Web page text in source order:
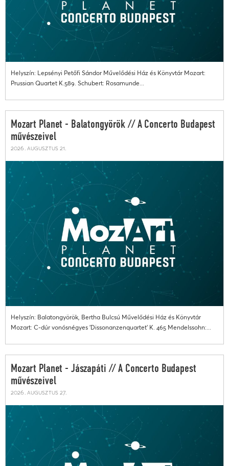
Helyszín: Lepsényi Petőfi Sándor Művelődési Ház és Könyvtár Mozart:
Prussian Quartet K.589. Schubert: Rosamunde...
Mozart Planet - Balatongyörök // A Concerto Budapest
művészeivel
2026. augusztus 21.
Helyszín: Balatongyörök, Bertha Bulcsú Művelődési Ház és Könyvtár
Mozart: C-dúr vonósnégyes 'Dissonanzenquartet' K. 465 Mendelssohn:...
Mozart Planet - Jászapáti // A Concerto Budapest
művészeivel
2026. augusztus 27.